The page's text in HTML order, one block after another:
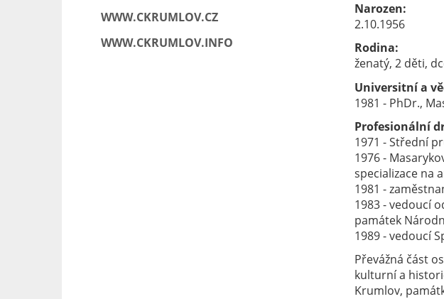
WWW.CKRUMLOV.CZ
WWW.CKRUMLOV.INFO
Narozen:
2.10.1956
Rodina:
ženatý, 2 děti,
Universitní a
1981 - PhDr.,
Profesionální
1971 - Střední
1976 -
specializace na
1981 -
1983 - vedoucí
památek
1989 - vedoucí
Převážná část
kulturní a
Krumlov,